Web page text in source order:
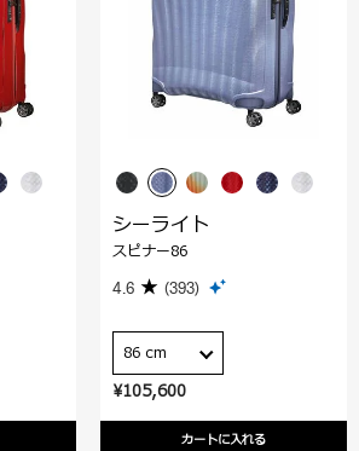
¥105,600
カートに入れる
シーライト
スピナー86
4.6 (393)
86 cm